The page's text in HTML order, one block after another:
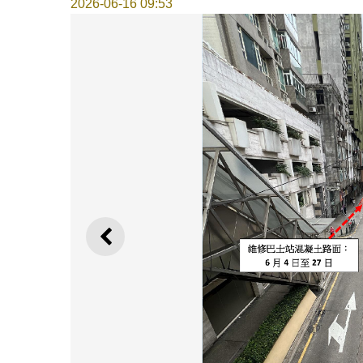
2026-06-16 09:53
上一則